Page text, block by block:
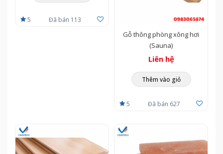
5 Đã bán 113
Gỗ thông phòng xông hơi
(Sauna)
Liên hệ
Thêm vào giỏ
5 Đã bán 627